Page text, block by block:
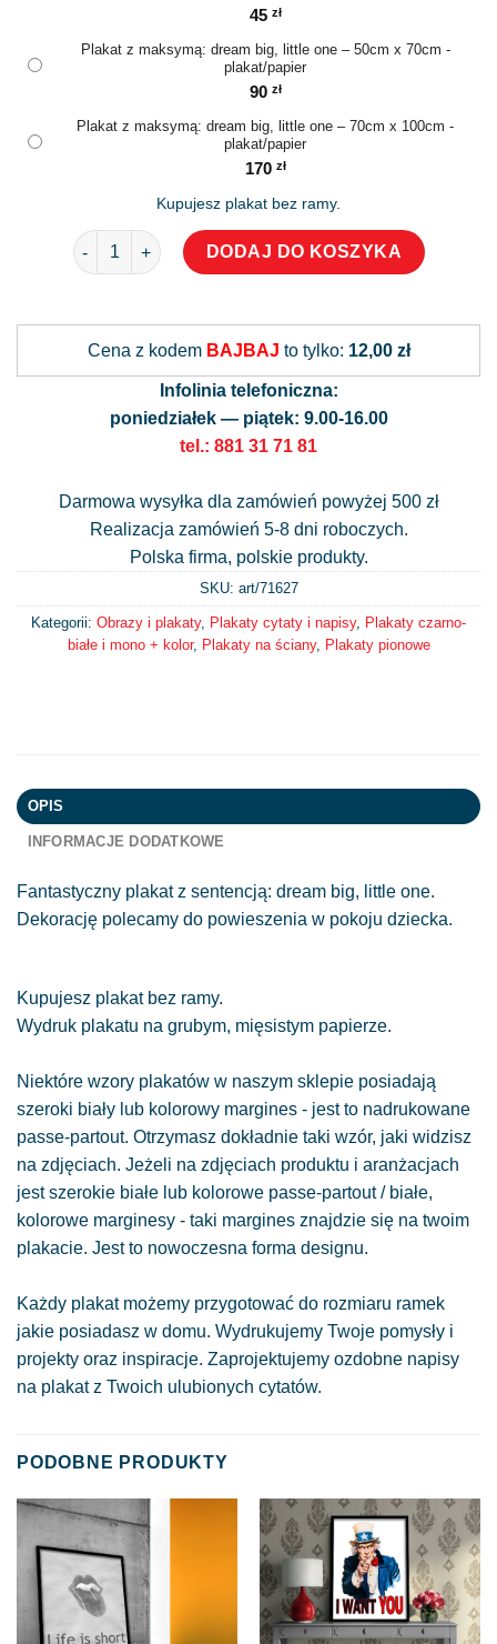
45 zł
Plakat z maksymą: dream big, little one – 50cm x 70cm -
plakat/papier
90 zł
Plakat z maksymą: dream big, little one – 70cm x 100cm -
plakat/papier
170 zł
Kupujesz plakat bez ramy.
ilość Plakat z maksymą: dream big, little one
DODAJ DO KOSZYKA
Cena z kodem BAJBAJ to tylko: 12,00 zł
Infolinia telefoniczna:
poniedziałek — piątek: 9.00-16.00
tel.: 881 31 71 81
Darmowa wysyłka dla zamówień powyżej 500 zł
Realizacja zamówień 5-8 dni roboczych.
Polska firma, polskie produkty.
SKU: art/71627
Kategorii: Obrazy i plakaty, Plakaty cytaty i napisy, Plakaty czarno-
białe i mono + kolor, Plakaty na ściany, Plakaty pionowe
OPIS
INFORMACJE DODATKOWE
Fantastyczny plakat z sentencją: dream big, little one.
Dekorację polecamy do powieszenia w pokoju dziecka.
Kupujesz plakat bez ramy.
Wydruk plakatu na grubym, mięsistym papierze.
Niektóre wzory plakatów w naszym sklepie posiadają
szeroki biały lub kolorowy margines - jest to nadrukowane
passe-partout. Otrzymasz dokładnie taki wzór, jaki widzisz
na zdjęciach. Jeżeli na zdjęciach produktu i aranżacjach
jest szerokie białe lub kolorowe passe-partout / białe,
kolorowe marginesy - taki margines znajdzie się na twoim
plakacie. Jest to nowoczesna forma designu.
Każdy plakat możemy przygotować do rozmiaru ramek
jakie posiadasz w domu. Wydrukujemy Twoje pomysły i
projekty oraz inspiracje. Zaprojektujemy ozdobne napisy
na plakat z Twoich ulubionych cytatów.
PODOBNE PRODUKTY